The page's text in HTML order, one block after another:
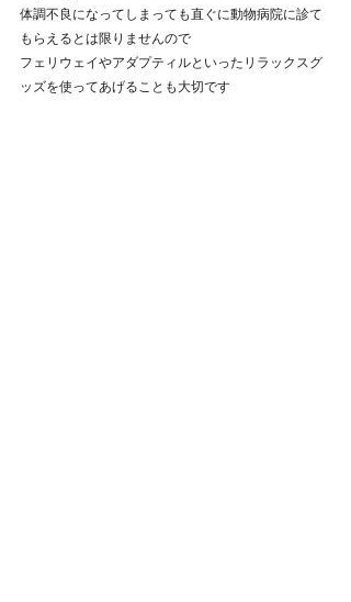
体調不良になってしまっても直ぐに動物病院に診て
もらえるとは限りませんので
フェリウェイやアダプティルといったリラックスグ
ッズを使ってあげることも大切です